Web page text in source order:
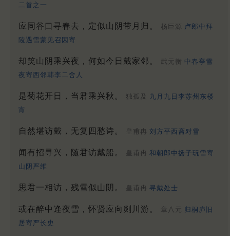
二首之一
应同谷口寻春去，定似山阴带月归。 杨巨源 卢郎中拜
陵遇雪蒙见召因寄
却笑山阴乘兴夜，何如今日戴家邻。 武元衡 中春亭雪
夜寄西邻韩李二舍人
是菊花开日，当君乘兴秋。 独孤及 九月九日李苏州东楼
宵
自然堪访戴，无复四愁诗。 皇甫冉 刘方平西斋对雪
闻有招寻兴，随君访戴船。 皇甫冉 和朝郎中扬子玩雪寄
山阴严维
思君一相访，残雪似山阴。 皇甫冉 寻戴处士
或在醉中逢夜雪，怀贤应向剡川游。 章八元 归桐庐旧
居寄严长史